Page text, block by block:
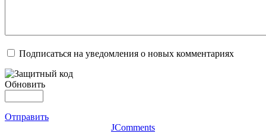
Подписаться на уведомления о новых комментариях
Обновить
Отправить
JComments